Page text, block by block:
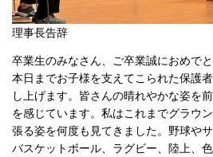
理事長告辞
卒業生のみなさん、ご卒業誠におめで
本日までお子様を支えてこられた保護
し上げます。皆さんの晴れやかな姿を
を感じています。私はこれまでグラウ
張る姿を何度も見てきました。野球や
バスケットボール、ラグビー、陸上、